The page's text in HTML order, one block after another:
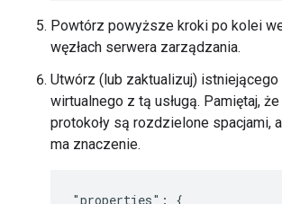
Powtórz powyższe kroki po kolei
węzłach serwera zarządzania.
Utwórz (lub zaktualizuj) istniejącego
wirtualnego z tą usługą. Pamiętaj,
protokoły są rozdzielone spacjami,
ma znaczenie.
"properties": {